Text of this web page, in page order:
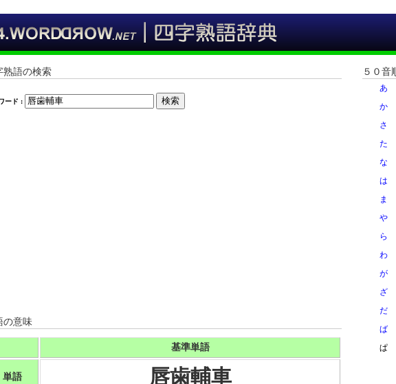
熟語の検索
ード : 検索
の意味
基準単語
単語 唇歯輔車
５０音
あ
か
さ
た
な
は
ま
や
ら
わ
が
ざ
だ
ば
ぱ